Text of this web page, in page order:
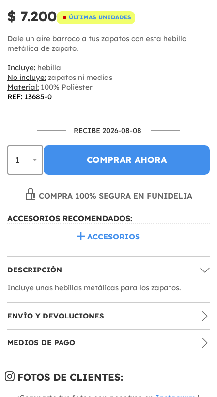
$ 7.200 ÚLTIMAS UNIDADES
Dale un aire barroco a tus zapatos con esta hebilla
metálica de zapato.
Incluye: hebilla
No incluye: zapatos ni medias
Material: 100% Poliéster
REF: 13685-0
RECIBE 2026-08-08
COMPRAR AHORA
COMPRA 100% SEGURA EN FUNIDELIA
ACCESORIOS RECOMENDADOS:
ACCESORIOS
DESCRIPCIÓN
Incluye unas hebillas metálicas para los zapatos.
ENVÍO Y DEVOLUCIONES
MEDIOS DE PAGO
FOTOS DE CLIENTES: